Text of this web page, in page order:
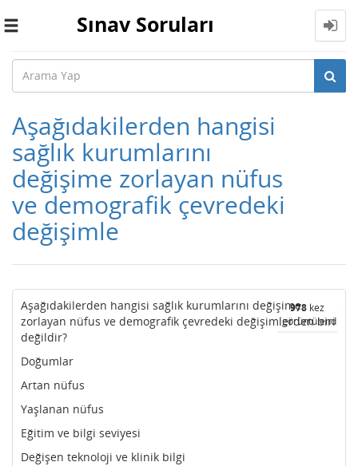
Toggle
Sınav Soruları
Aşağıdakilerden hangisi
sağlık kurumlarını
değişime zorlayan nüfus
ve demografik çevredeki
değişimle
978 kez
görüntülendi
Aşağıdakilerden hangisi sağlık kurumlarını değişime
zorlayan nüfus ve demografik çevredeki değişimlerden biri
değildir?
Doğumlar
Artan nüfus
Yaşlanan nüfus
Eğitim ve bilgi seviyesi
Değişen teknoloji ve klinik bilgi